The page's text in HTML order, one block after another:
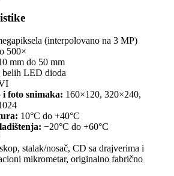
(interpolovano na 3 MP)
500×
mm do 50 mm
belih LED dioda
i foto snimaka: 160×120, 320×240,
10°C do +40°C
−20°C do +60°C
stalak/nosač, CD sa drajverima i
mikrometar, originalno fabrično